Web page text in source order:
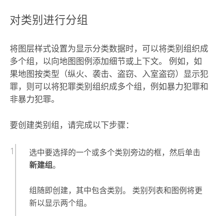
对类别进行分组
将图层样式设置为显示分类数据时，可以将类别组织成
多个组，以向地图图例添加细节或上下文。 例如，如
果地图按类型（纵火、袭击、盗窃、入室盗窃）显示犯
罪，则可以将犯罪类别组织成多个组，例如暴力犯罪和
非暴力犯罪。
要创建类别组，请完成以下步骤：
选中要选择的一个或多个类别旁边的框，然后单击
新建组。
组随即创建，其中包含类别。 类别列表和图例将更
新以显示两个组。